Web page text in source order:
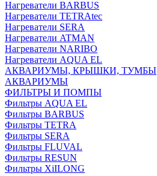
Нагреватели BARBUS
Нагреватели TETRAtec
Нагреватели SERA
Нагреватели ATMAN
Нагреватели NARIBO
Нагреватели AQUA EL
АКВАРИУМЫ, КРЫШКИ, ТУМБЫ
АКВАРИУМЫ
ФИЛЬТРЫ И ПОМПЫ
Фильтры AQUA EL
Фильтры BARBUS
Фильтры ТETRA
Фильтры SERA
Фильтры FLUVAL
Фильтры RESUN
Фильтры XiILONG